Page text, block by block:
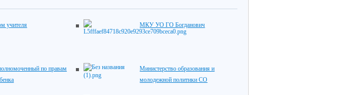
учителя МКУ УО ГО Богданович
по правам
Министерство образования и
молодежной политики СО